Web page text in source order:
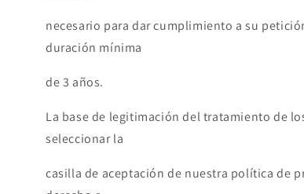
necesario para dar cumplimiento a su
duración mínima
de 3 años.
La base de legitimación del tratamiento de
seleccionar la
casilla de aceptación de nuestra política de